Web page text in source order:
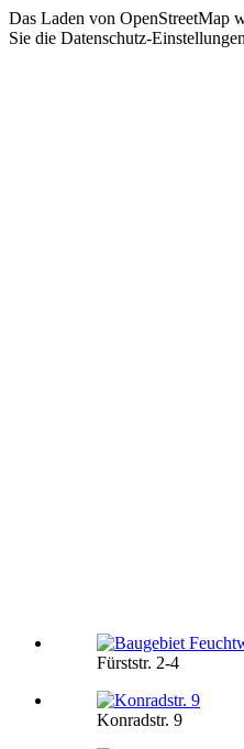
Das Laden von OpenStreetMap
Sie die Datenschutz-Einstellungen
Fürststr. 2-4
Konradstr. 9